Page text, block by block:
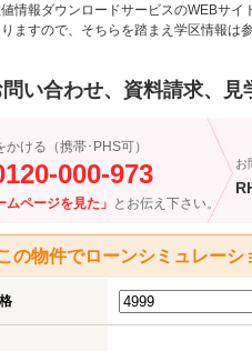
値情報ダウンロードサービスのWEBサ
ますので、そちらを踏まえ学区情報は
問い合わせ、資料請求、
かける（携帯･PHS可）
000-973
ムページを見た」 とお伝え下さい。
お
の物件でローンシミュレーシ